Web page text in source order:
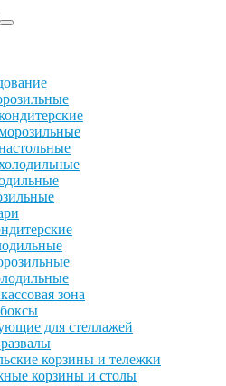
зона
для стеллажей
корзины и тележки
корзины и столы